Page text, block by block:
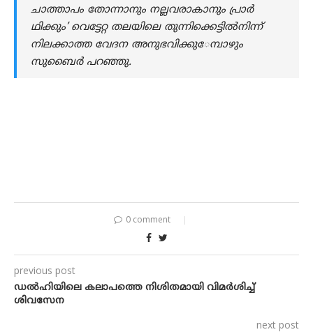
ചാത്താപം തോന്നാനും നല്ലവരാകാനും പ്രാർ
ഥിക്കും’ വെ​ട്ടേറ്റ തലയിലെ​​ തുന്നിക്കെട്ടിൽ​നിന്ന്​ ​
നിലക്കാത്ത വേദന അനുഭവിക്കു​േമ്പാഴും
സുബൈര്‍ പറഞ്ഞു.
0 comment
previous post
ഡൽഹിയിലെ കലാപത്തെ നിശിതമായി വിമർശിച്ച്​
ശിവസേന
next post